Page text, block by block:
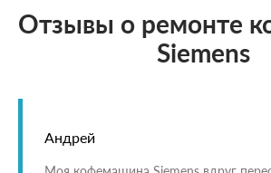
Отзывы о ремонте
Siemens
Андрей